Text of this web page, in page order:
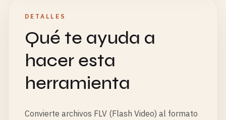
DETALLES
Qué te ayuda a
hacer esta
herramienta
Convierte archivos FLV (Flash Video) al formato